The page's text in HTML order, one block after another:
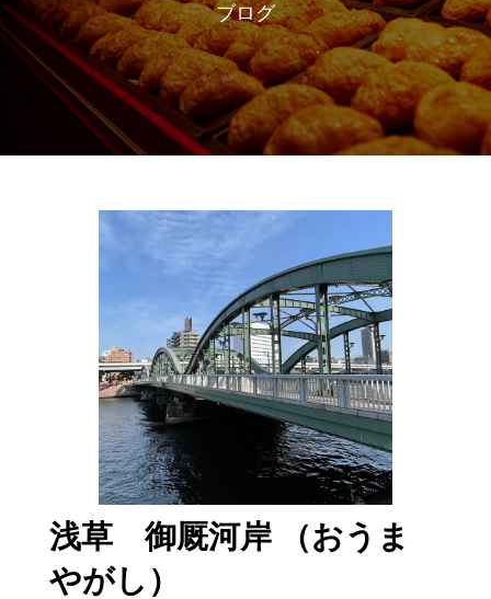
ブログ
浅草 御厩河岸 （おうま
やがし）